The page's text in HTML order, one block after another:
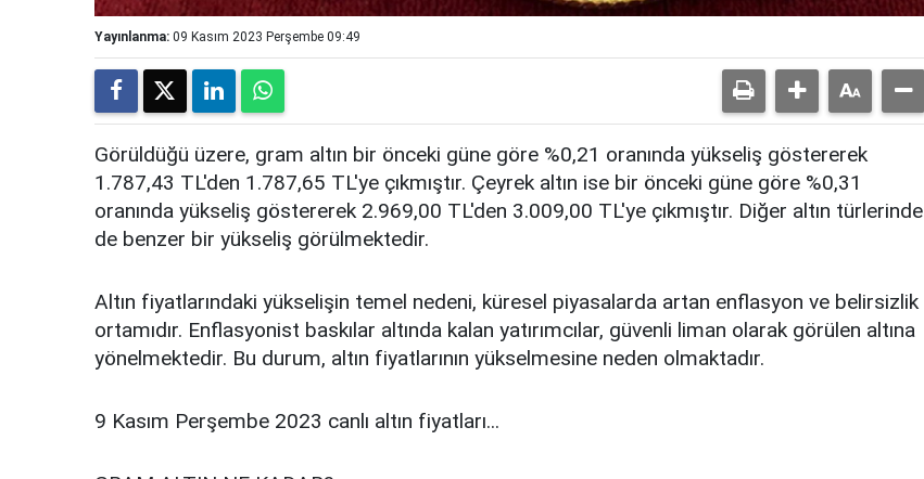
Yayınlanma: 09 Kasım 2023 Perşembe 09:49
Görüldüğü üzere, gram altın bir önceki güne göre %0,21 oranında yükseliş göstererek
1.787,43 TL'den 1.787,65 TL'ye çıkmıştır. Çeyrek altın ise bir önceki güne göre %0,31
oranında yükseliş göstererek 2.969,00 TL'den 3.009,00 TL'ye çıkmıştır. Diğer altın türlerinde
de benzer bir yükseliş görülmektedir.
Altın fiyatlarındaki yükselişin temel nedeni, küresel piyasalarda artan enflasyon ve belirsizlik
ortamıdır. Enflasyonist baskılar altında kalan yatırımcılar, güvenli liman olarak görülen altına
yönelmektedir. Bu durum, altın fiyatlarının yükselmesine neden olmaktadır.
9 Kasım Perşembe 2023 canlı altın fiyatları...